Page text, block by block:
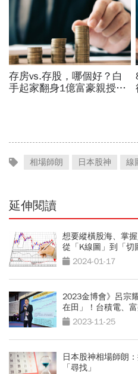
存房vs.存股，哪個好？白
手起家翻身1億富豪親授：
相場師朗 日本股神 線
延伸閱讀
想要縱橫股海、掌
從「K線圖」到「切
2024-01-17
2023金博會》呂宗
在田」！台積電、
2023-11-25
日本股神相場師朗
「尋找」